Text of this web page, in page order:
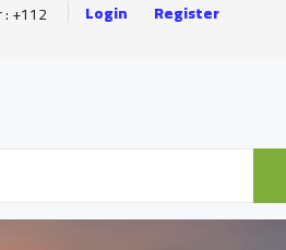
: +112 Login Register